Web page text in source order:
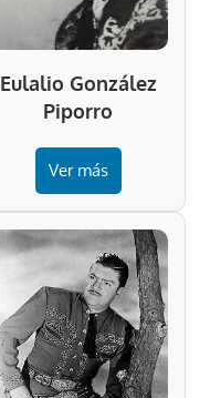
Eulalio González
Piporro
Ver más